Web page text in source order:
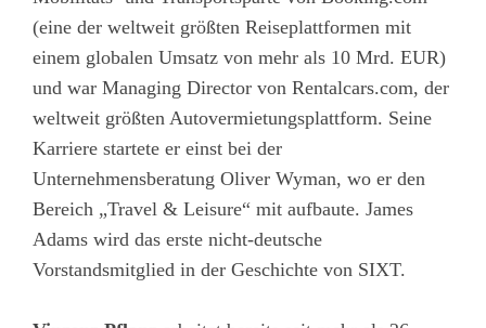
(eine der weltweit größten Reiseplattformen mit
einem globalen Umsatz von mehr als 10 Mrd. EUR)
und war Managing Director von Rentalcars.com, der
weltweit größten Autovermietungsplattform. Seine
Karriere startete er einst bei der
Unternehmensberatung Oliver Wyman, wo er den
Bereich „Travel & Leisure“ mit aufbaute. James
Adams wird das erste nicht-deutsche
Vorstandsmitglied in der Geschichte von SIXT.